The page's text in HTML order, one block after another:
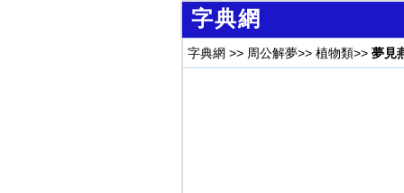
字典網
字典網 >> 周公解夢>> 植物類>> 夢見